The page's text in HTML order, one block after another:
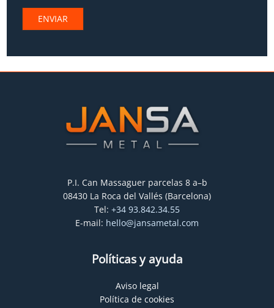
P.I. Can Massaguer parcelas 8 a–b
08430 La Roca del Vallés (Barcelona)
Tel: +34 93.842.34.55
E-mail: hello@jansametal.com
Políticas y ayuda
Aviso legal
Política de cookies